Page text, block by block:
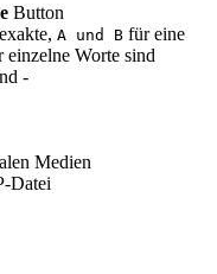
Button
A und B für eine
einzelne Worte sind
-
Medien
Datei